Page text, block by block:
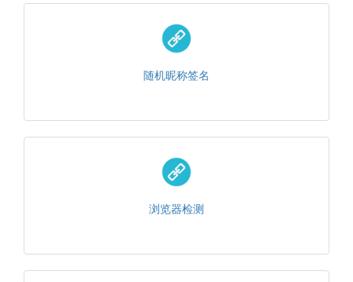
随机昵称签名
浏览器检测